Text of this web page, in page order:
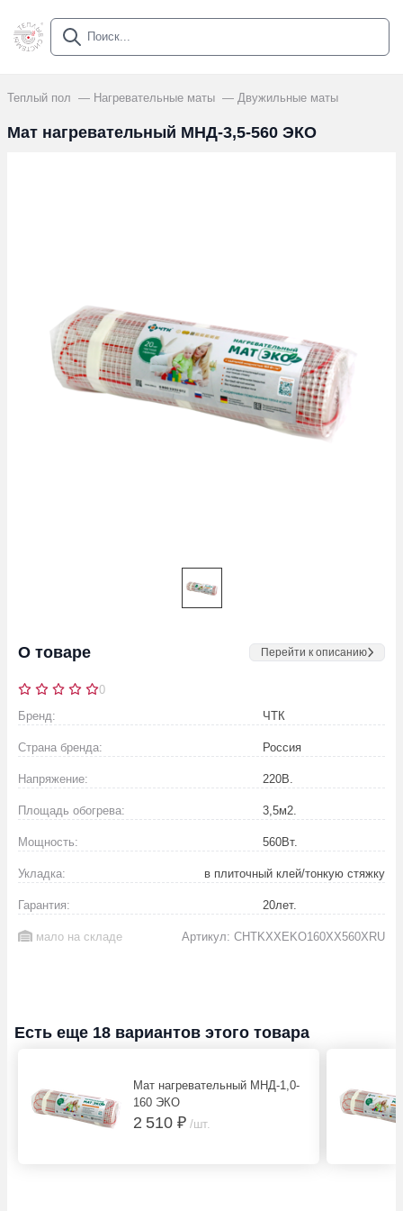
Теплый пол Нагревательные маты Двужильные маты
Мат нагревательный МНД-3,5-560 ЭКО
О товаре Перейти к описанию
0
Бренд:
ЧТК
Страна бренда: Россия
Напряжение: 220В.
Площадь обогрева: 3,5м2.
Мощность: 560Вт.
Укладка: в плиточный клей/тонкую стяжку
Гарантия: 20лет.
мало на складе Артикул: CHTKXXEKO160XX560XRU
Есть еще 18 вариантов этого товара
Мат нагревательный МНД-1,0-
160 ЭКО
2 510 ₽ /шт.